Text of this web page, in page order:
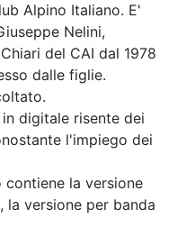
Alpino Italiano. E'
Nelini,
del CAI dal 1978
dalle figlie.
digitale risente dei
l'impiego dei
la versione
la versione per banda